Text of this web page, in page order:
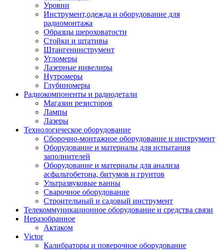
Уровни
Инструмент,одежда и оборудование для
радиомонтажа
Образцы шероховатости
Стойки и штативы
Штангенинструмент
Угломеры
Лазерные нивелиры
Нутромеры
Глубиномеры
Радиокомпоненты и радиодетали
Магазин резисторов
Лампы
Лазеры
Технологическое оборудование
Сборочно-монтажное оборудование и инструмент
Оборудование и материалы для испытания
заполнителей
Оборудование и материалы для анализа
асфальтобетона, битумов и грунтов
Ультразвуковые ванны
Сварочное оборудование
Строительный и садовый инструмент
Телекоммуникационное оборудование и средства связи
Неразобранное
Актаком
Victor
Калибраторы и поверочное оборудование